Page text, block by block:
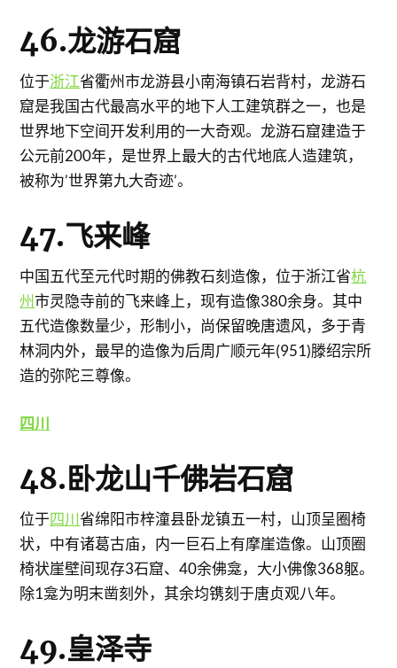
46.龙游石窟
位于浙江省衢州市龙游县小南海镇石岩背村，龙游石
窟是我国古代最高水平的地下人工建筑群之一，也是
世界地下空间开发利用的一大奇观。龙游石窟建造于
公元前200年，是世界上最大的古代地底人造建筑，
被称为’世界第九大奇迹’。
47.飞来峰
中国五代至元代时期的佛教石刻造像，位于浙江省杭
州市灵隐寺前的飞来峰上，现有造像380余身。其中
五代造像数量少，形制小，尚保留晚唐遗风，多于青
林洞内外，最早的造像为后周广顺元年(951)滕绍宗所
造的弥陀三尊像。
四川
48.卧龙山千佛岩石窟
位于四川省绵阳市梓潼县卧龙镇五一村，山顶呈圈椅
状，中有诸葛古庙，内一巨石上有摩崖造像。山顶圈
椅状崖壁间现存3石窟、40余佛龛，大小佛像368躯。
除1龛为明末凿刻外，其余均镌刻于唐贞观八年。
49.皇泽寺